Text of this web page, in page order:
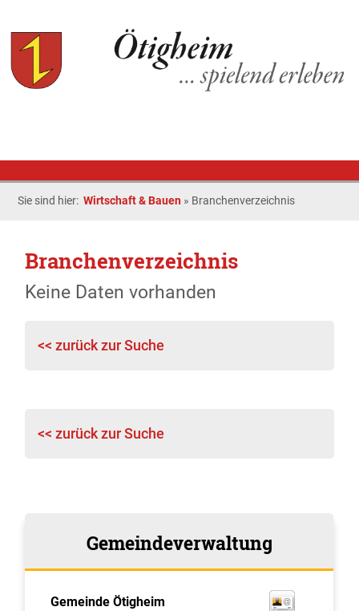
Sie sind hier:Wirtschaft & Bauen » Branchenverzeichnis
Branchenverzeichnis
Keine Daten vorhanden
<< zurück zur Suche
<< zurück zur Suche
Gemeindeverwaltung
Gemeinde Ötigheim